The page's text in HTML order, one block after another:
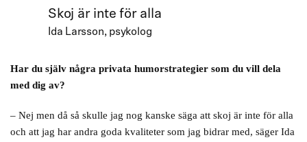
Skoj är inte för alla
Ida Larsson, psykolog
Har du själv några privata humorstrategier som du vill dela
med dig av?
– Nej men då så skulle jag nog kanske säga att skoj är inte för alla
och att jag har andra goda kvaliteter som jag bidrar med, säger Ida